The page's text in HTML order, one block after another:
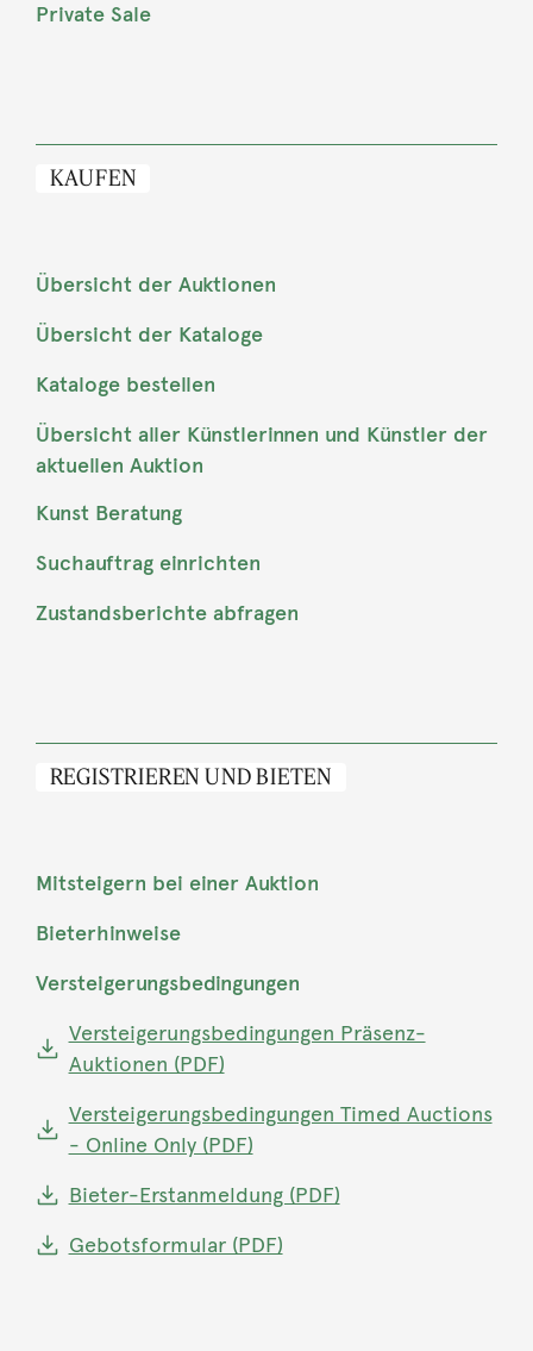
Private Sale
KAUFEN
Übersicht der Auktionen
Übersicht der Kataloge
Kataloge bestellen
Übersicht aller Künstlerinnen und Künstler der
aktuellen Auktion
Kunst Beratung
Suchauftrag einrichten
Zustandsberichte abfragen
REGISTRIEREN UND BIETEN
Mitsteigern bei einer Auktion
Bieterhinweise
Versteigerungsbedingungen
Versteigerungsbedingungen Präsenz-
Auktionen (PDF)
Versteigerungsbedingungen Timed Auctions
- Online Only (PDF)
Bieter-Erstanmeldung (PDF)
Gebotsformular (PDF)